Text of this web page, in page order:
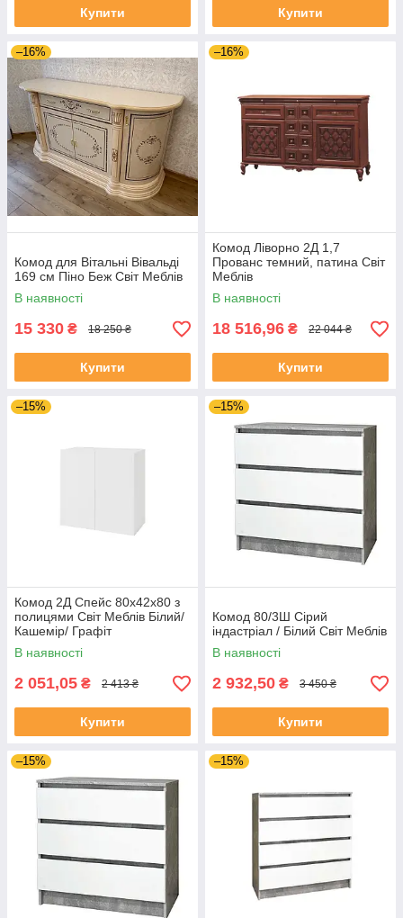
Купити Купити
–16%
Комод для Вітальні Вівальді
169 см Піно Беж Світ Меблів
В наявності
15 330 ₴ 18 250 ₴
Купити
–16%
Комод Ліворно 2Д 1,7
Прованс темний, патина Світ
Меблів
В наявності
18 516,96 ₴ 22 044 ₴
Купити
–15%
Комод 2Д Спейс 80х42х80 з
полицями Світ Меблів Білий/
Кашемір/ Графіт
В наявності
2 051,05 ₴ 2 413 ₴
Купити
–15%
Комод 80/3Ш Сірий
індастріал / Білий Світ Меблів
В наявності
2 932,50 ₴ 3 450 ₴
Купити
–15% –15%